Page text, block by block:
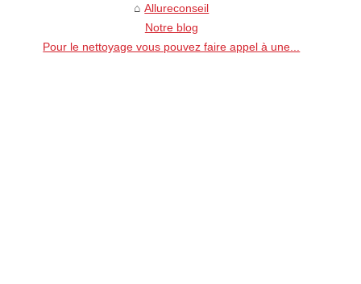
Allureconseil
Notre blog
Pour le nettoyage vous pouvez faire appel à une...